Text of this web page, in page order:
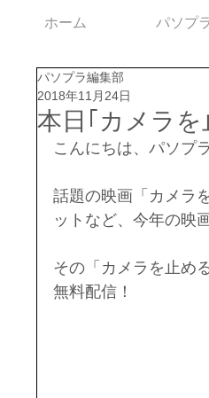
ホーム パソプ
本日｢カメラ
パソプラ編集部
2018年11月24日
こんにちは、パソプ
話題の映画「カメラ
ットなど、今年の映
その「カメラを止め
無料配信！